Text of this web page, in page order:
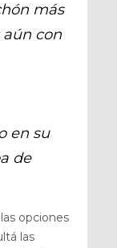
más
aún con
en su
de
opciones
las